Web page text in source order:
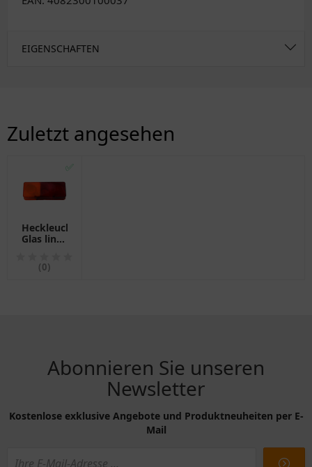
EIGENSCHAFTEN
Zuletzt angesehen
✅
Heckleuchte
Glas links
1041235
(0)
Abonnieren Sie unseren
Newsletter
Kostenlose exklusive Angebote und Produktneuheiten per E-
Mail